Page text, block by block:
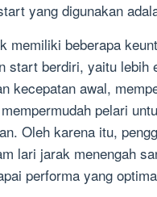
yang digunakan
memiliki beberapa
start berdiri, yaitu lebih
kecepatan awal,
pelari
Oleh karena itu,
lari jarak menengah
performa yang